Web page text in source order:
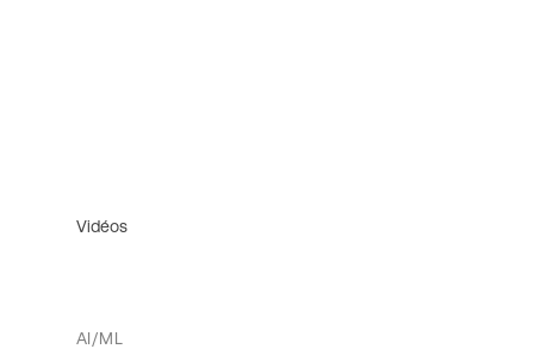
Vidéos
AI/ML